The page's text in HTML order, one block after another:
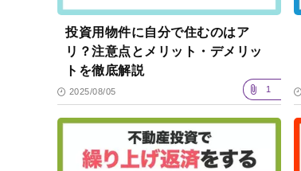
投資用物件に自分で住むのはア
リ？注意点とメリット・デメリッ
トを徹底解説
2025/08/05 1